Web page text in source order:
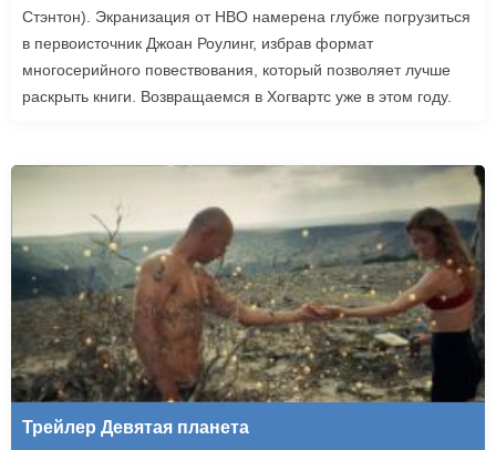
Стэнтон). Экранизация от HBO намерена глубже погрузиться
в первоисточник Джоан Роулинг, избрав формат
многосерийного повествования, который позволяет лучше
раскрыть книги. Возвращаемся в Хогвартс уже в этом году.
Трейлер Девятая планета